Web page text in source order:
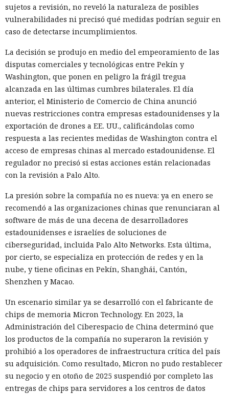
sujetos a revisión, no reveló la naturaleza de posibles
vulnerabilidades ni precisó qué medidas podrían seguir en
caso de detectarse incumplimientos.
La decisión se produjo en medio del empeoramiento de las
disputas comerciales y tecnológicas entre Pekín y
Washington, que ponen en peligro la frágil tregua
alcanzada en las últimas cumbres bilaterales. El día
anterior, el Ministerio de Comercio de China anunció
nuevas restricciones contra empresas estadounidenses y la
exportación de drones a EE. UU., calificándolas como
respuesta a las recientes medidas de Washington contra el
acceso de empresas chinas al mercado estadounidense. El
regulador no precisó si estas acciones están relacionadas
con la revisión a Palo Alto.
La presión sobre la compañía no es nueva: ya en enero se
recomendó a las organizaciones chinas que renunciaran al
software de más de una decena de desarrolladores
estadounidenses e israelíes de soluciones de
ciberseguridad, incluida Palo Alto Networks. Esta última,
por cierto, se especializa en protección de redes y en la
nube, y tiene oficinas en Pekín, Shanghái, Cantón,
Shenzhen y Macao.
Un escenario similar ya se desarrolló con el fabricante de
chips de memoria Micron Technology. En 2023, la
Administración del Ciberespacio de China determinó que
los productos de la compañía no superaron la revisión y
prohibió a los operadores de infraestructura crítica del país
su adquisición. Como resultado, Micron no pudo restablecer
su negocio y en otoño de 2025 suspendió por completo las
entregas de chips para servidores a los centros de datos